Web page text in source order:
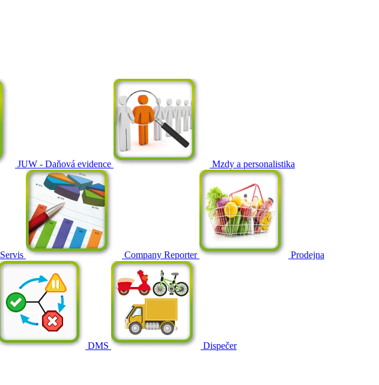
JUW - Daňová evidence Mzdy a personalistika
Servis Company Reporter Prodejna
DMS
Dispečer